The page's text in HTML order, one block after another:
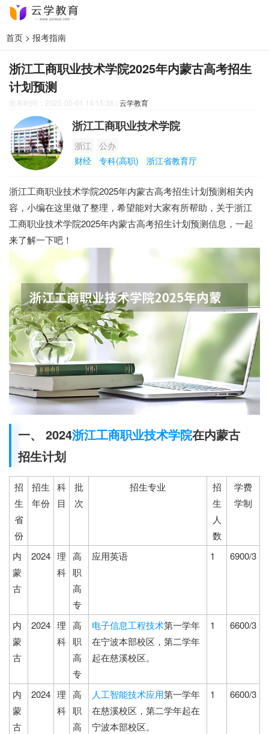
首页 > 报考指南
浙江工商职业技术学院2025年内蒙古高考招生
计划预测
发布时间：2025-05-01 14:15:38 | 云学教育
浙江工商职业技术学院
浙江
公办
财经
专科(高职) 浙江省教育厅
浙江工商职业技术学院2025年内蒙古高考招生计划预测相关内
容，小编在这里做了整理，希望能对大家有所帮助，关于浙江
工商职业技术学院2025年内蒙古高考招生计划预测信息，一起
来了解一下吧！
一、 2024浙江工商职业技术学院在内蒙古
招生计划
招
生
省
份
招生
年份
科
目
批
次
招生专业
招
生
人
数
学费
学制
内
蒙
古
2024 理
科
高
职
高
专
应用英语 1 6900/3
内
蒙
古
2024 理
科
高
职
高
专
电子信息工程技术第一学年
在宁波本部校区，第二学年
起在慈溪校区。
1 6600/3
内
蒙
古
2024 理
科
高
职
高
人工智能技术应用第一学年
在慈溪校区，第二学年起在
宁波本部校区。
1 6600/3